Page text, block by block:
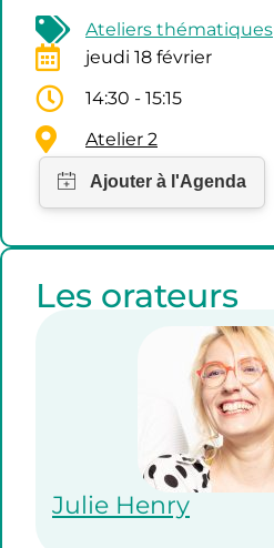
Ateliers thématiques
jeudi 18 février
14:30 - 15:15
Atelier 2
Les orateurs
Julie Henry